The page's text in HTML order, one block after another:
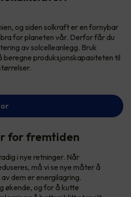
og siden solkraft er en fornybar
for planeten vår. Derfor får du
av solcelleanlegg. Bruk
beregne produksjonskapasiteten til
for fremtiden
i nye retninger. Når
må vi se nye måter å
dem er energilagring.
økende, og for å kutte